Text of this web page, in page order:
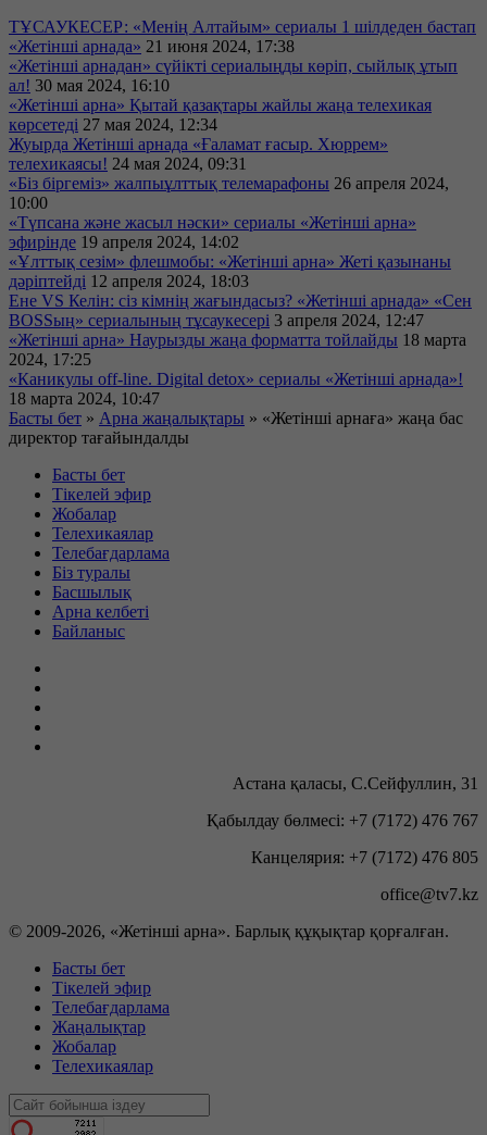
ТҰСАУКЕСЕР: «Менің Алтайым» сериалы 1 шілдеден бастап
«Жетінші арнада» 21 июня 2024, 17:38
«Жетінші арнадан» сүйікті сериалыңды көріп, сыйлық ұтып
ал! 30 мая 2024, 16:10
«Жетінші арна» Қытай қазақтары жайлы жаңа телехикая
көрсетеді 27 мая 2024, 12:34
Жуырда Жетінші арнада «Ғаламат ғасыр. Хюррем»
телехикаясы! 24 мая 2024, 09:31
«Біз біргеміз» жалпыұлттық телемарафоны 26 апреля 2024,
10:00
«Түпсана және жасыл нәски» сериалы «Жетінші арна»
эфирінде 19 апреля 2024, 14:02
«Ұлттық сезім» флешмобы: «Жетінші арна» Жеті қазынаны
дәріптейді 12 апреля 2024, 18:03
Ене VS Келін: сіз кімнің жағындасыз? «Жетінші арнада» «Сен
BOSSың» сериалының тұсаукесері 3 апреля 2024, 12:47
«Жетінші арна» Наурызды жаңа форматта тойлайды 18 марта
2024, 17:25
«Каникулы off-line. Digital detox» сериалы «Жетінші арнада»!
18 марта 2024, 10:47
Басты бет » Арна жаңалықтары » «Жетінші арнаға» жаңа бас
директор тағайындалды
Басты бет
Тікелей эфир
Жобалар
Телехикаялар
Телебағдарлама
Біз туралы
Басшылық
Арна келбеті
Байланыс
Астана қаласы, С.Сейфуллин, 31
Қабылдау бөлмесі: +7 (7172) 476 767
Канцелярия: +7 (7172) 476 805
office@tv7.kz
© 2009-2026, «Жетінші арна». Барлық құқықтар қорғалған.
Басты бет
Тікелей эфир
Телебағдарлама
Жаңалықтар
Жобалар
Телехикаялар